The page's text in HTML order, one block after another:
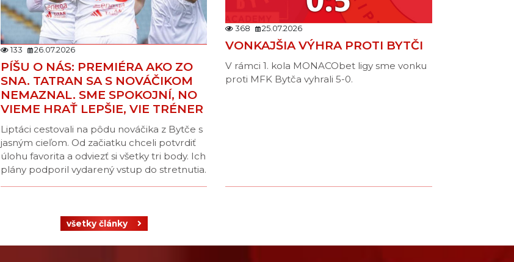
133 26.07.2026
PÍŠU O NÁS: PREMIÉRA AKO ZO
SNA. TATRAN SA S NOVÁČIKOM
NEMAZNAL. SME SPOKOJNÍ, NO
VIEME HRAŤ LEPŠIE, VIE TRÉNER
Liptáci cestovali na pôdu nováčika z Bytče s
jasným cieľom. Od začiatku chceli potvrdiť
úlohu favorita a odviezť si všetky tri body. Ich
plány podporil vydarený vstup do stretnutia.
368 25.07.2026
VONKAJŠIA VÝHRA PROTI BYTČI
V rámci 1. kola MONACObet ligy sme vonku
proti MFK Bytča vyhrali 5-0.
všetky články